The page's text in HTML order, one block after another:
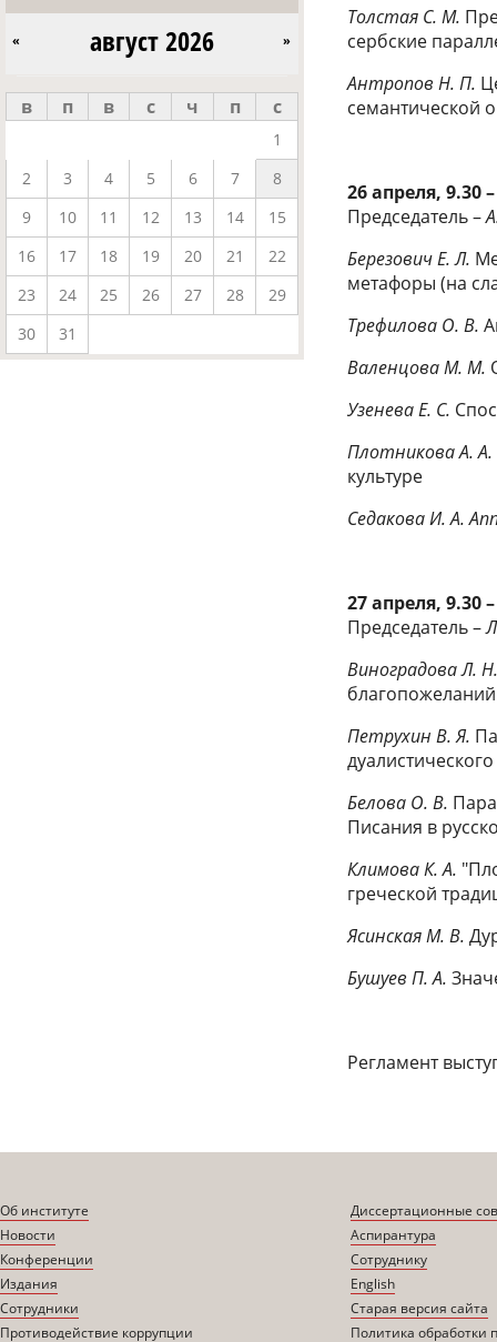
август 2026
« »
в п в с ч п с
1
2
3 4 5 6 7
8
9
10 11 12 13 14
15
16
17 18 19 20 21
22
23
24 25 26 27 28
29
30
31
Толстая С. М.
сербские
Антропов Н. П.
семантической
26 апреля, 9.30
Председатель –
Березович Е. Л.
метафоры (на
Трефилова О. В.
Валенцова М. М.
Узенева Е. С.
Плотникова А. А.
культуре
Седакова И. А.
27 апреля, 9.30
Председатель –
Виноградова Л.
Петрухин В. Я.
Белова О. В.
Писания в
Климова К. А.
греческой
Ясинская М. В.
Бушуев П. А.
Регламент
Об институте
Новости
Конференции
Издания
Сотрудники
Противодействие коррупции
Диссертационные
Аспирантура
Сотруднику
English
Старая версия сайта
Политика обработки